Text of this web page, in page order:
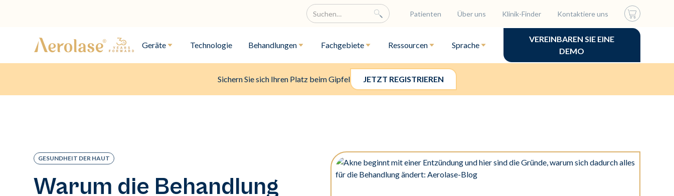
Patienten Über uns Klinik-Finder Kontaktiere uns
Geräte Technologie Behandlungen Fachgebiete Ressourcen Sprache
VEREINBAREN SIE EINE
DEMO
Sichern Sie sich Ihren Platz beim Gipfel JETZT REGISTRIEREN
GESUNDHEIT DER HAUT
Warum die Behandlung